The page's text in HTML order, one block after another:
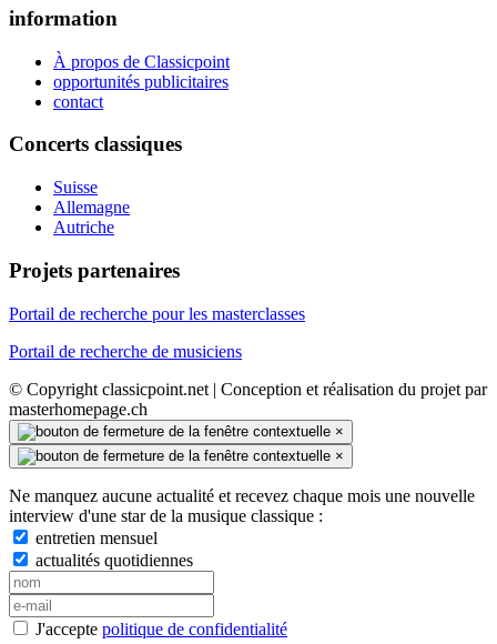
information
À propos de Classicpoint
opportunités publicitaires
contact
Concerts classiques
Suisse
Allemagne
Autriche
Projets partenaires
Portail de recherche pour les masterclasses
Portail de recherche de musiciens
© Copyright classicpoint.net | Conception et réalisation du projet par
masterhomepage.ch
×
×
Ne manquez aucune actualité et recevez chaque mois une nouvelle
interview d'une star de la musique classique :
entretien mensuel
actualités quotidiennes
J'accepte politique de confidentialité